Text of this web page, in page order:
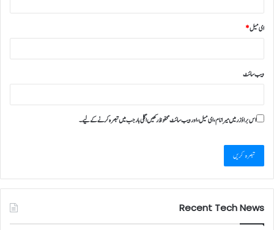
ای میل*
ویب‌ سائٹ
اس براؤزر میں میرا نام، ای میل، اور ویب سائٹ محفوظ رکھیں اگلی بار جب میں تبصرہ کرنے کےلیے۔
Recent Tech News